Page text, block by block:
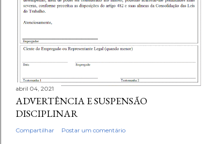
abril 04, 2021
ADVERTÊNCIA E SUSPENSÃO
DISCIPLINAR
Compartilhar Postar um comentário